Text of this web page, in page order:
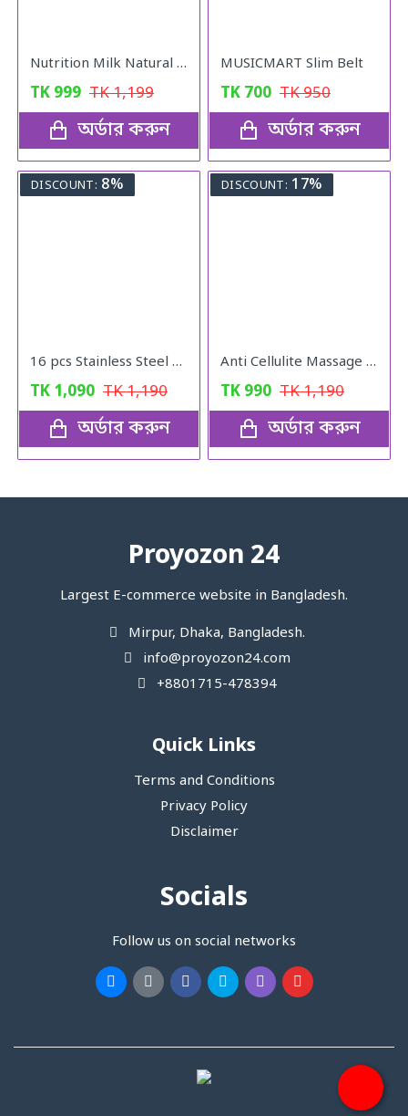
Nutrition Milk Natural Weight Gain Formula
TK 999 TK1,199
অর্ডার করুন
MUSICMART Slim Belt
TK 700 TK950
অর্ডার করুন
DISCOUNT: 8%
16 pcs Stainless Steel Nail Cutter Clipper Tool Box Set For Personal Care Manicure Set
TK 1,090 TK1,190
অর্ডার করুন
DISCOUNT: 17%
Anti Cellulite Massage Oil
TK 990 TK1,190
অর্ডার করুন
Proyozon 24
Largest E-commerce website in Bangladesh.
Mirpur, Dhaka, Bangladesh.
info@proyozon24.com
+8801715-478394
Quick Links
Terms and Conditions
Privacy Policy
Disclaimer
Socials
Follow us on social networks